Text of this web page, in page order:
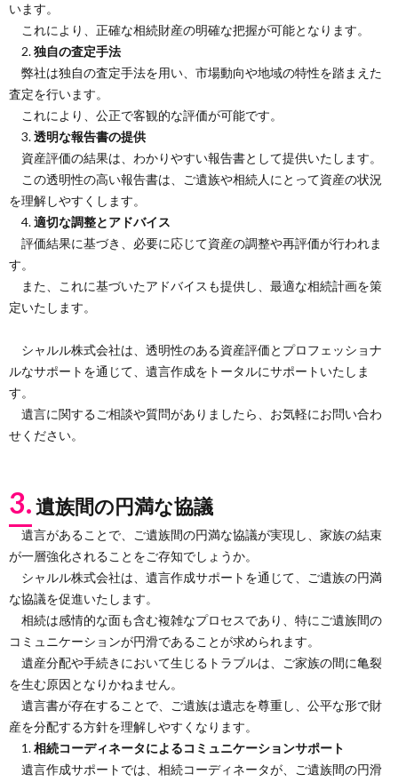
います。
これにより、正確な相続財産の明確な把握が可能となります。
2.独自の査定手法
弊社は独自の査定手法を用い、市場動向や地域の特性を踏まえた
査定を行います。
これにより、公正で客観的な評価が可能です。
3.透明な報告書の提供
資産評価の結果は、わかりやすい報告書として提供いたします。
この透明性の高い報告書は、ご遺族や相続人にとって資産の状況
を理解しやすくします。
4.適切な調整とアドバイス
評価結果に基づき、必要に応じて資産の調整や再評価が行われま
す。
また、これに基づいたアドバイスも提供し、最適な相続計画を策
定いたします。
シャルル株式会社は、透明性のある資産評価とプロフェッショナ
ルなサポートを通じて、遺言作成をトータルにサポートいたしま
す。
遺言に関するご相談や質問がありましたら、お気軽にお問い合わ
せください。
3.遺族間の円満な協議
遺言があることで、ご遺族間の円満な協議が実現し、家族の結束
が一層強化されることをご存知でしょうか。
シャルル株式会社は、遺言作成サポートを通じて、ご遺族の円満
な協議を促進いたします。
相続は感情的な面も含む複雑なプロセスであり、特にご遺族間の
コミュニケーションが円滑であることが求められます。
遺産分配や手続きにおいて生じるトラブルは、ご家族の間に亀裂
を生む原因となりかねません。
遺言書が存在することで、ご遺族は遺志を尊重し、公平な形で財
産を分配する方針を理解しやすくなります。
1.相続コーディネータによるコミュニケーションサポート
遺言作成サポートでは、相続コーディネータが、ご遺族間の円滑